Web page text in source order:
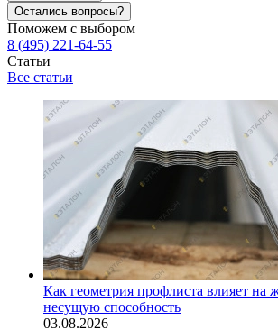
Остались вопросы?
Поможем с выбором
8 (495) 221-64-55
Статьи
Все статьи
Как геометрия профлиста влияет на
несущую способность
03.08.2026